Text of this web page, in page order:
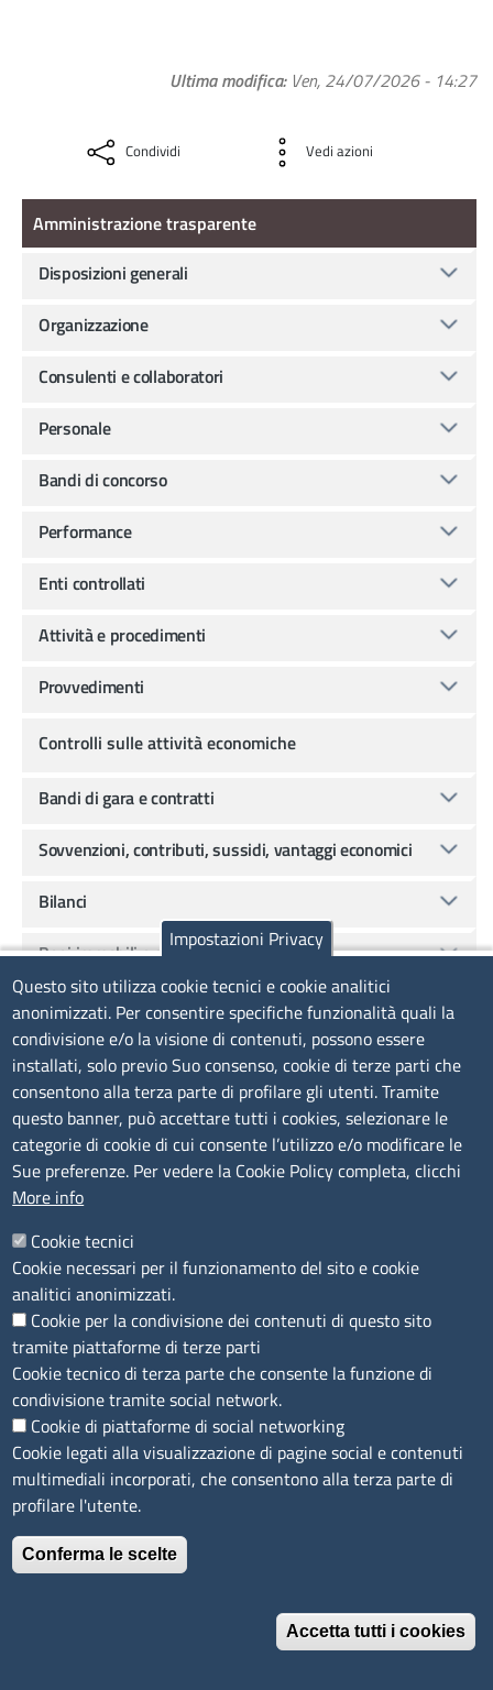
Ultima modifica Ven, 24/07/2026 - 14:27
Condividi Vedi azioni
Amministrazione Trasparente
Amministrazione trasparente
Disposizioni generali
Organizzazione
Consulenti e collaboratori
Personale
Bandi di concorso
Performance
Enti controllati
Attività e procedimenti
Provvedimenti
Controlli sulle attività economiche
Bandi di gara e contratti
Sovvenzioni, contributi, sussidi, vantaggi economici
Bilanci
Beni immobili e gestione patrimonio
Controlli e rilievi sull'amministrazione
Servizi erogati
Pagamenti dell'amministrazione
Dati sui pagamenti
Indicatore di tempestività dei pagamenti
Indicatore di tempestività dei pagamenti
Ammontare complessivo dei debiti
Pagamenti informatici
Opere pubbliche
Pianificazione e governo del territorio
Informazioni ambientali
Strutture sanitarie private accreditate
Interventi straordinari e di emergenza
Impostazioni Privacy
Questo sito utilizza cookie tecnici e cookie analitici
anonimizzati. Per consentire specifiche funzionalità quali la
condivisione e/o la visione di contenuti, possono essere
installati, solo previo Suo consenso, cookie di terze parti che
consentono alla terza parte di profilare gli utenti. Tramite
questo banner, può accettare tutti i cookies, selezionare le
categorie di cookie di cui consente l’utilizzo e/o modificare le
Sue preferenze. Per vedere la Cookie Policy completa, clicchi
More info
Cookie tecnici
Cookie necessari per il funzionamento del sito e cookie
analitici anonimizzati.
Cookie per la condivisione dei contenuti di questo sito
tramite piattaforme di terze parti
Cookie tecnico di terza parte che consente la funzione di
condivisione tramite social network.
Cookie di piattaforme di social networking
Cookie legati alla visualizzazione di pagine social e contenuti
multimediali incorporati, che consentono alla terza parte di
profilare l'utente.
Conferma le scelte
Accetta tutti i cookies